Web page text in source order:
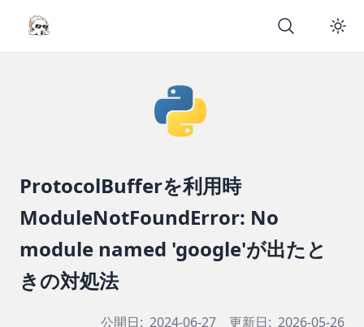
ProtocolBufferを利用時
ModuleNotFoundError: No
module named 'google'が出たと
きの対処法
公開日: 2024-06-27 更新日: 2026-05-26